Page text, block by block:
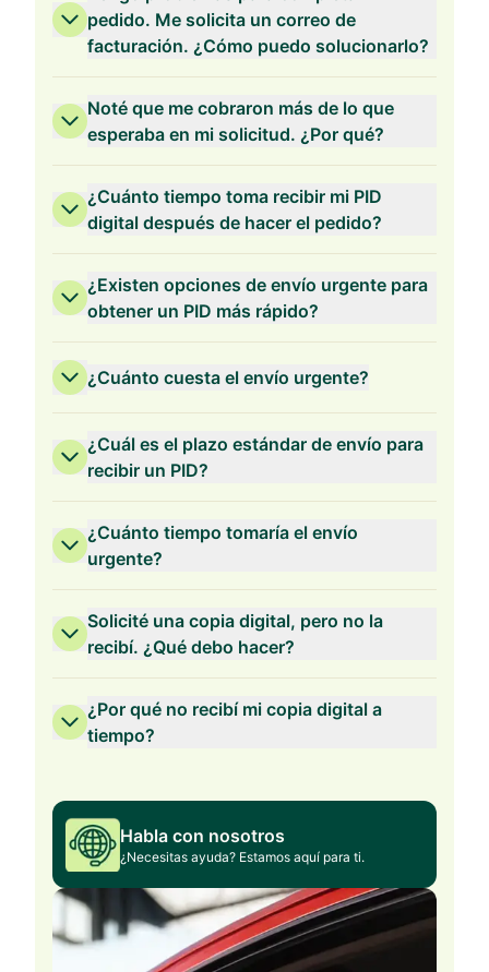
pedido. Me solicita un correo de
facturación. ¿Cómo puedo solucionarlo?
Noté que me cobraron más de lo que
esperaba en mi solicitud. ¿Por qué?
¿Cuánto tiempo toma recibir mi PID
digital después de hacer el pedido?
¿Existen opciones de envío urgente para
obtener un PID más rápido?
¿Cuánto cuesta el envío urgente?
¿Cuál es el plazo estándar de envío para
recibir un PID?
¿Cuánto tiempo tomaría el envío
urgente?
Solicité una copia digital, pero no la
recibí. ¿Qué debo hacer?
¿Por qué no recibí mi copia digital a
tiempo?
Habla con nosotros
¿Necesitas ayuda? Estamos aquí para ti.